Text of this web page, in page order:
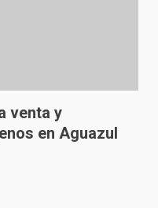
venta y
en Aguazul